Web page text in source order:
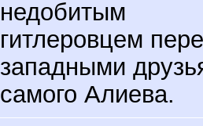
недобитым
гитлеровцем
западными
самого Алиева.